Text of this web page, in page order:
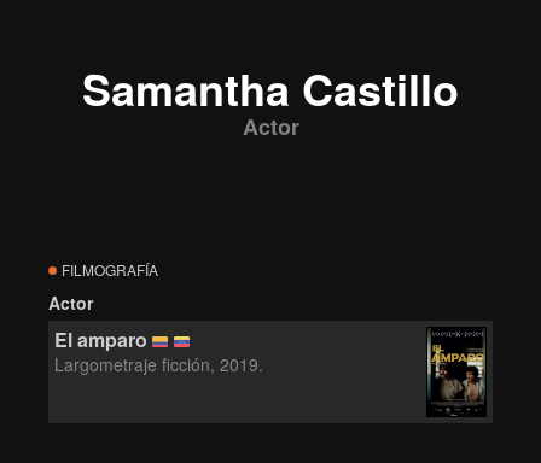
Samantha Castillo
Actor
FILMOGRAFÍA
Actor
El amparo
Largometraje ficción, 2019.